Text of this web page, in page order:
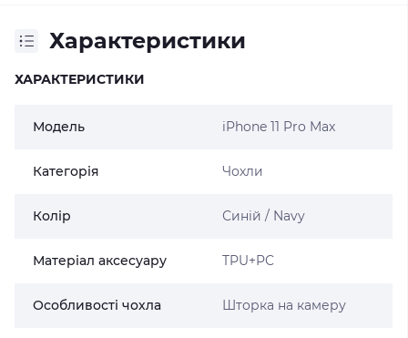
Характеристики
ХАРАКТЕРИСТИКИ
Модель iPhone 11 Pro Max
Категорія Чохли
Колір Синій / Navy
Матеріал аксесуару TPU+PC
Особливості чохла Шторка на камеру